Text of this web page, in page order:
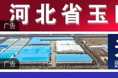
广告
广告